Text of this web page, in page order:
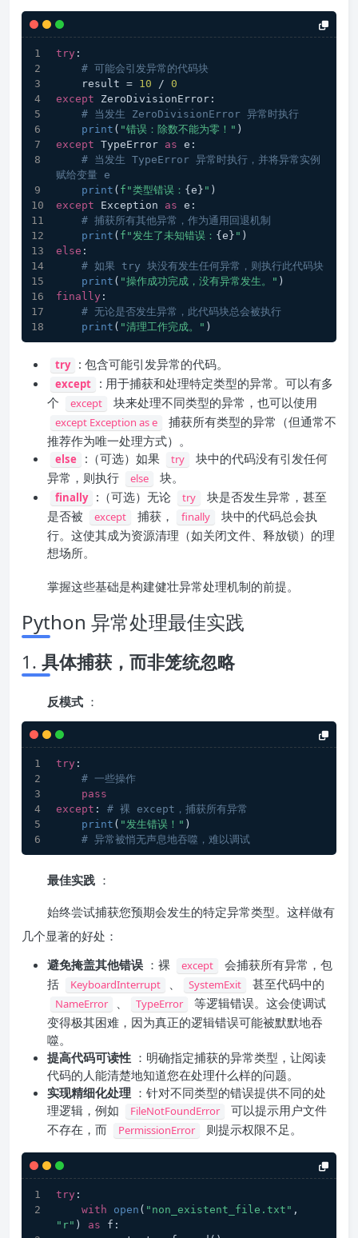
try :
# 可能会引发异常的代码块
    result =
10 / 0
except ZeroDivisionError:
# 当发生 ZeroDivisionError 异常时执行
print ( "错误：除数不能为零！" )
except TypeError as e:
# 当发生 TypeError 异常时执行，并将异常实例
赋给变量 e
print ( f"类型错误： {e} " )
except Exception as e:
# 捕获所有其他异常，作为通用回退机制
print ( f"发生了未知错误： {e} " )
else :
# 如果 try 块没有发生任何异常，则执行此代码块
print ( "操作成功完成，没有异常发生。" )
finally :
# 无论是否发生异常，此代码块总会被执行
print ( "清理工作完成。" )
try : 包含可能引发异常的代码。
except
: 用于捕获和处理特定类型的异常。可以有多
个
except 块来处理不同类型的异常，也可以使用
except Exception as e
捕获所有类型的异常（但通常不
推荐作为唯一处理方式）。
else :（可选）如果 try
块中的代码没有引发任何
异常，则执行
else 块。
finally :（可选）无论 try
块是否发生异常，甚至
是否被
except 捕获， finally
块中的代码总会执
行。这使其成为资源清理（如关闭文件、释放锁）的理
想场所。
掌握这些基础是构建健壮异常处理机制的前提。
Python 异常处理最佳实践
1. 具体捕获，而非笼统忽略
反模式 ：
try :
# 一些操作
pass
except : # 裸 except，捕获所有异常
print ( "发生错误！" )
# 异常被悄无声息地吞噬，难以调试
最佳实践 ：
始终尝试捕获您预期会发生的特定异常类型。这样做有
几个显著的好处：
避免掩盖其他错误 ：裸 except
会捕获所有异常，包
括
KeyboardInterrupt 、 SystemExit 甚至代码中的
NameError 、 TypeError
等逻辑错误。这会使调试
变得极其困难，因为真正的逻辑错误可能被默默地吞
噬。
提高代码可读性 ：明确指定捕获的异常类型，让阅读
代码的人能清楚地知道您在处理什么样的问题。
实现精细化处理 ：针对不同类型的错误提供不同的处
理逻辑，例如
FileNotFoundError
可以提示用户文件
不存在，而
PermissionError 则提示权限不足。
try :
with
open ( "non_existent_file.txt"
"r" ) as f: